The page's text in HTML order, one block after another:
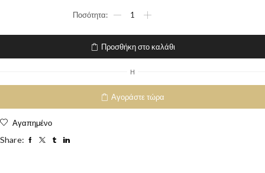
Προσθήκη στο καλάθι
H
Αγοράστε τώρα
Αγαπημένο
Share: